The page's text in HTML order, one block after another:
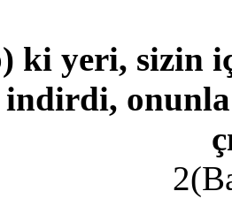
ki yeri, sizin
indirdi,